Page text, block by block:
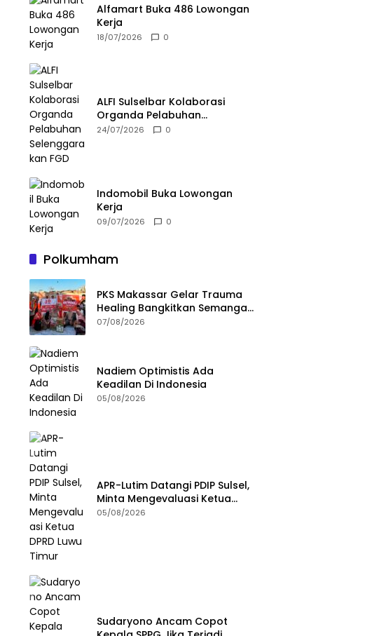
Alfamart Buka 486 Lowongan
Kerja
18/07/2026 0
ALFI Sulselbar Kolaborasi
Organda Pelabuhan
Selenggarakan FGD
24/07/2026 0
Indomobil Buka Lowongan
Kerja
09/07/2026 0
Polkumham
PKS Makassar Gelar Trauma
Healing Bangkitkan Semangat
Korban Kebakaran Tallo
07/08/2026
Nadiem Optimistis Ada
Keadilan Di Indonesia
05/08/2026
APR-Lutim Datangi PDIP Sulsel,
Minta Mengevaluasi Ketua
DPRD Luwu Timur
05/08/2026
Sudaryono Ancam Copot